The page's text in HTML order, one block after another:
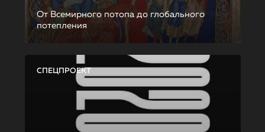
От Всемирного потопа до глобального
потепления
СПЕЦПРОЕКТ